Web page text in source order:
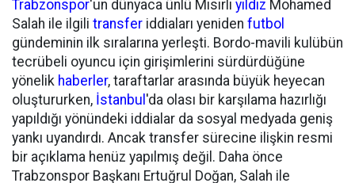
Trabzonspor'un dünyaca ünlü Mısırlı yıldız Mohamed
Salah ile ilgili transfer iddiaları yeniden futbol
gündeminin ilk sıralarına yerleşti. Bordo-mavili kulübün
tecrübeli oyuncu için girişimlerini sürdürdüğüne
yönelik haberler, taraftarlar arasında büyük heyecan
oluştururken, İstanbul 'da olası bir karşılama hazırlığı
yapıldığı yönündeki iddialar da sosyal medyada geniş
yankı uyandırdı. Ancak transfer sürecine ilişkin resmi
bir açıklama henüz yapılmış değil. Daha önce
Trabzonspor Başkanı Ertuğrul Doğan, Salah ile